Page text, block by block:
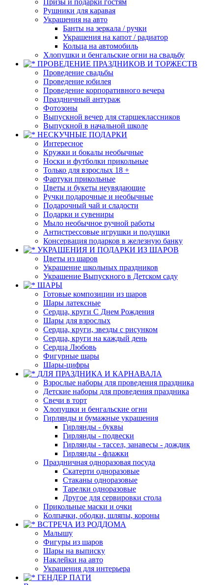
Призы и подарки гостям
Рушники для каравая
Украшения на авто
Банты на зеркала / ручки
Украшения на капот / радиатор
Кольца на автомобиль
Хлопушки и бенгальские огни на свадьбу
ПРОВЕДЕНИЕ ПРАЗДНИКОВ И ТОРЖЕСТВ
Проведение свадьбы
Проведение юбилея
Проведение корпоративного вечера
Праздничный антураж
Фотозоны
Выпускной вечер для старшеклассников
Выпускной в начальной школе
НЕСКУЧНЫЕ ПОДАРКИ
Интересное
Кружки и бокалы необычные
Носки и футболки прикольные
Только для взрослых 18 +
Фартуки прикольные
Цветы и букеты неувядающие
Ручки подарочные и необычные
Подарочный чай и сладости
Подарки и сувениры
Мыло необычное ручной работы
Антистрессовые игрушки и подушки
Консервация подарков в железную банку
УКРАШЕНИЯ И ПОДАРКИ ИЗ ШАРОВ
Цветы из шаров
Украшение школьных праздников
Украшение Выпускного в Детском саду
ШАРЫ
Готовые композиции из шаров
Шары латексные
Сердца, круги С Днем Рождения
Шары для взрослых
Сердца, круги, звезды с рисунком
Сердца, круги на каждый день
Сердца Любовь
Фигурные шары
Шары-цифры
ДЛЯ ПРАЗДНИКА И КАРНАВАЛА
Взрослые наборы для проведения праздника
Детские наборы для проведения праздника
Свечи в торт
Хлопушки и бенгальские огни
Гирлянды и бумажные украшения
Гирлянды - буквы
Гирлянды - подвески
Гирлянды - тассел, занавесы - дождик
Гирлянды - флажки
Праздничная одноразовая посуда
Скатерти одноразовые
Стаканы одноразовые
Тарелки одноразовые
Другое для сервировки стола
Прикольные маски и очки
Колпачки, ободки, шляпы, короны
ВСТРЕЧА ИЗ РОДДОМА
Малышу
Фигуры из шаров
Шары на выписку
Наклейки на авто
Украшения для интерьера
ГЕНДЕР ПАТИ